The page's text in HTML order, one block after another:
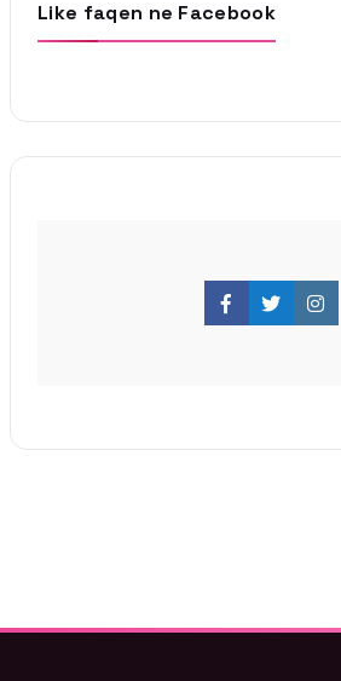
Like faqen ne Facebook
FacebookTwitter